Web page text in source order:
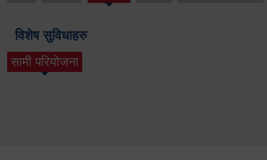
विशेष सुविधाहरु
सामी परियोजना
(active tab)